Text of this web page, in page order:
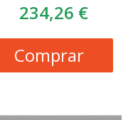
234,26 €
Comprar